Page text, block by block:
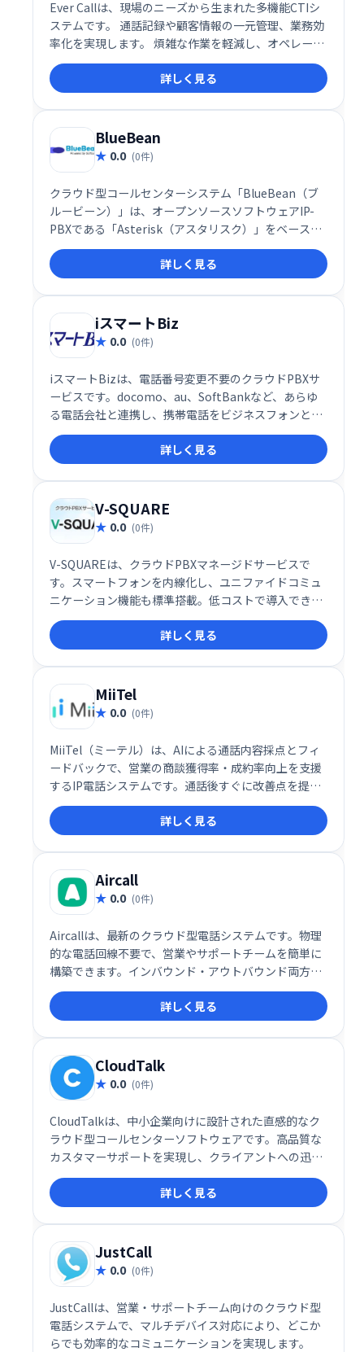
Ever Callは、現場のニーズから生まれた多機能CTIシ
ステムです。 通話記録や顧客情報の一元管理、業務効
率化を実現します。 煩雑な作業を軽減し、オペレータ
ーの負担を減らし、顧客対応の質向上に貢献します。
詳しく見る
BlueBean
0.0 (0件)
クラウド型コールセンターシステム「BlueBean（ブ
ルービーン）」は、オープンソースソフトウェアIP-
PBXである「Asterisk（アスタリスク）」をベースと
して開発された総合コールセンターシステムです。
詳しく見る
iスマートBiz
0.0 (0件)
iスマートBizは、電話番号変更不要のクラウドPBXサ
ービスです。docomo、au、SoftBankなど、あらゆ
る電話会社と連携し、携帯電話をビジネスフォンとし
て利用可能。柔軟なシステムで、ビジネスニーズに合
わせた通信環境を実現します。
詳しく見る
V-SQUARE
0.0 (0件)
V-SQUAREは、クラウドPBXマネージドサービスで
す。スマートフォンを内線化し、ユニファイドコミュ
ニケーション機能も標準搭載。低コストで導入でき、
スムーズなコミュニケーションを実現し、お客様のワ
ークスタイルを革新的に変えます。
詳しく見る
MiiTel
0.0 (0件)
MiiTel（ミーテル）は、AIによる通話内容採点とフィ
ードバックで、営業の商談獲得率・成約率向上を支援
するIP電話システムです。通話後すぐに改善点を提示
することで、電話応対スキルアップを促進し、営業成
績の向上に貢献します。詳しく見る
Aircall
0.0 (0件)
Aircallは、最新のクラウド型電話システムです。物理
的な電話回線不要で、営業やサポートチームを簡単に
構築できます。インバウンド・アウトバウンド両方の
コールセンターを1つのシステムで管理し、顧客との
迅速な接続を実現します。複雑な設定は不要で、すぐ
に業務を開始できます。
詳しく見る
CloudTalk
0.0 (0件)
CloudTalkは、中小企業向けに設計された直感的なク
ラウド型コールセンターソフトウェアです。高品質な
カスタマーサポートを実現し、クライアントへの迅速
かつ的確な対応を可能にします。柔軟なプラットフォ
ームで、企業規模やニーズに合わせてカスタマイズで
き、あらゆる環境に対応します。明確で応答性の高い
サポートを提供することで、顧客満足度向上に貢献し
ます。
詳しく見る
JustCall
0.0 (0件)
JustCallは、営業・サポートチーム向けのクラウド型
電話システムで、マルチデバイス対応により、どこか
らでも効率的なコミュニケーションを実現します。